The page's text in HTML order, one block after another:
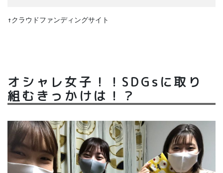
↑クラウドファンディングサイト
オシャレ女子！！SDGsに取り
組むきっかけは！？